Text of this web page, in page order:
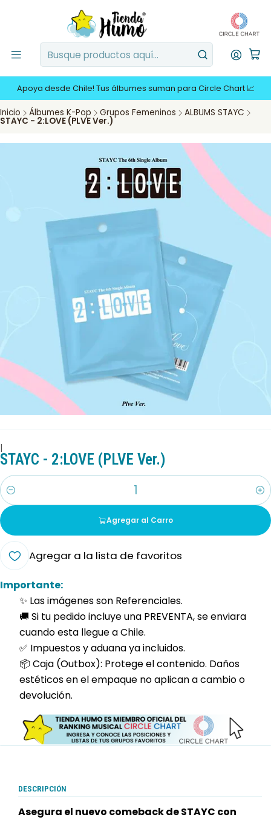
Apoya desde Chile! Tus álbumes suman para Circle Chart 📈
Inicio Álbumes K-Pop Grupos Femeninos ALBUMS STAYC
STAYC - 2:LOVE (PLVE Ver.)
|
STAYC - 2:LOVE (PLVE Ver.)
Cantidad
Agregar al Carro
Agregar a la lista de favoritos
Importante:
✨ Las imágenes son Referenciales.
🚚 Si tu pedido incluye una PREVENTA, se enviara
cuando esta llegue a Chile.
✅ Impuestos y aduana ya incluidos.
📦 Caja (Outbox): Protege el contenido. Daños
estéticos en el empaque no aplican a cambio o
devolución.
DESCRIPCIÓN
Asegura el nuevo comeback de STAYC con